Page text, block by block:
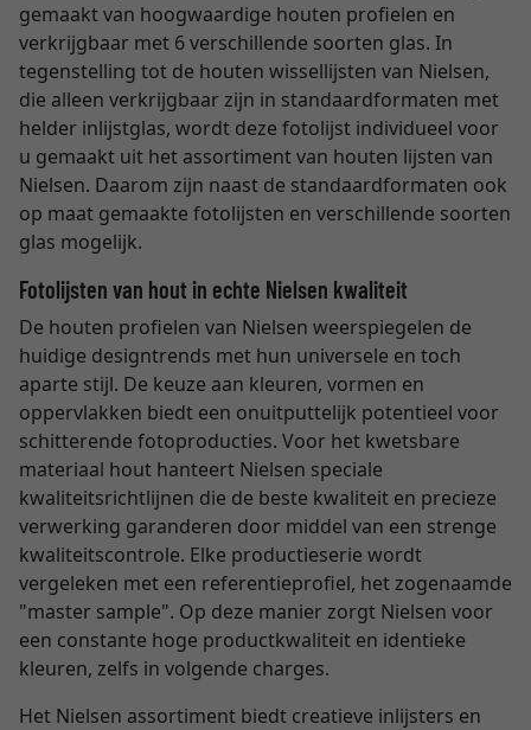
gemaakt van hoogwaardige houten profielen en
verkrijgbaar met 6 verschillende soorten glas. In
tegenstelling tot de houten wissellijsten van Nielsen,
die alleen verkrijgbaar zijn in standaardformaten met
helder inlijstglas, wordt deze fotolijst individueel voor
u gemaakt uit het assortiment van houten lijsten van
Nielsen. Daarom zijn naast de standaardformaten ook
op maat gemaakte fotolijsten en verschillende soorten
glas mogelijk.
Fotolijsten van hout in echte Nielsen kwaliteit
De houten profielen van Nielsen weerspiegelen de
huidige designtrends met hun universele en toch
aparte stijl. De keuze aan kleuren, vormen en
oppervlakken biedt een onuitputtelijk potentieel voor
schitterende fotoproducties. Voor het kwetsbare
materiaal hout hanteert Nielsen speciale
kwaliteitsrichtlijnen die de beste kwaliteit en precieze
verwerking garanderen door middel van een strenge
kwaliteitscontrole. Elke productieserie wordt
vergeleken met een referentieprofiel, het zogenaamde
"master sample". Op deze manier zorgt Nielsen voor
een constante hoge productkwaliteit en identieke
kleuren, zelfs in volgende charges.
Het Nielsen assortiment biedt creatieve inlijsters en